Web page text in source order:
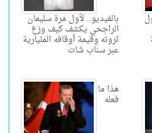
بالفيديو.. لأول مرة سليمان
الراجحي يكشف كيف وزع
ثروته وقيمة أوقافه المليارية
عبر سناب شات
هذا ما
فعله